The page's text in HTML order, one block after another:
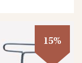
15%